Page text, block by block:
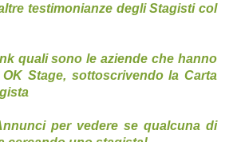
testimonianze degli Stagisti col
quali sono le aziende che hanno
Stage, sottoscrivendo la Carta
per vedere se qualcuna di